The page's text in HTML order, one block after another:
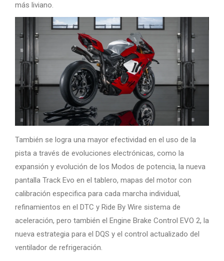
más liviano.
También se logra una mayor efectividad en el uso de la
pista a través de evoluciones electrónicas, como la
expansión y evolución de los Modos de potencia, la nueva
pantalla Track Evo en el tablero, mapas del motor con
calibración especifica para cada marcha individual,
refinamientos en el DTC y Ride By Wire sistema de
aceleración, pero también el Engine Brake Control EVO 2, la
nueva estrategia para el DQS y el control actualizado del
ventilador de refrigeración.